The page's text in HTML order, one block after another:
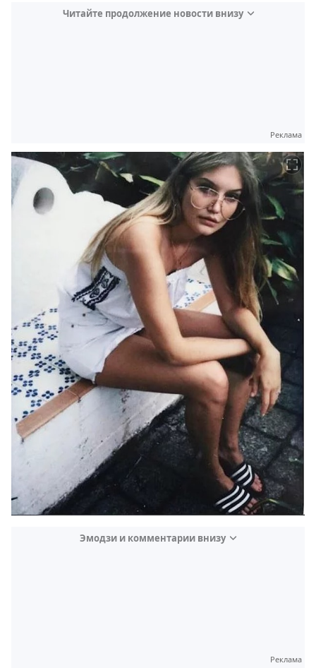
Читайте продолжение новости внизу
Реклама
Эмодзи и комментарии внизу
Реклама